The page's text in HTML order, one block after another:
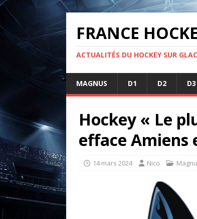
FRANCE
ACTUALITÉS DU HOCKEY SUR
MAGNUS D1 D2 D3
Hockey « Le
efface Amiens
14 mars 2024 Nico